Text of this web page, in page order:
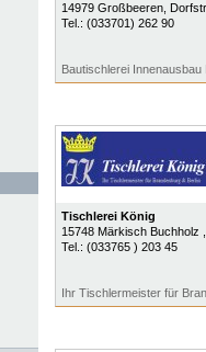
14979 Großbeeren,
Tel.: (033701) 262 90
Bautischlerei Innenausbau
Tischlerei König
15748 Märkisch Buchholz
Tel.: (033765 ) 203 45
Ihr Tischlermeister für